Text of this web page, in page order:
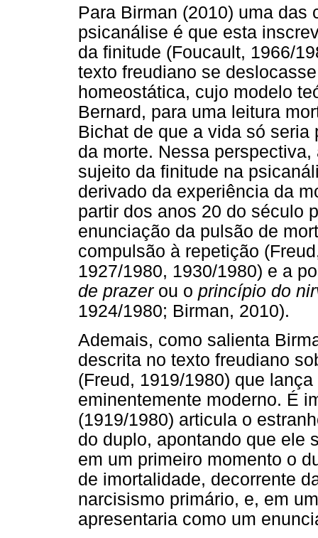
Para Birman (2010) uma das
psicanálise é que esta
da finitude (Foucault, 1966/
texto freudiano se
homeostática, cujo modelo
Bernard, para uma leitura
Bichat de que a vida só
da morte. Nessa
sujeito da finitude na
derivado da experiência da
partir dos anos 20 do século
enunciação da pulsão de
compulsão à repetição
1927/1980, 1930/1980) e a
de prazerou o princípio do
1924/1980; Birman, 2010).
Ademais, como salienta
descrita no texto freudiano
(Freud, 1919/1980) que
eminentemente moderno. É
(1919/1980) articula o
do duplo, apontando que ele
em um primeiro momento o
de imortalidade, decorrente
narcisismo primário, e, em
apresentaria como um